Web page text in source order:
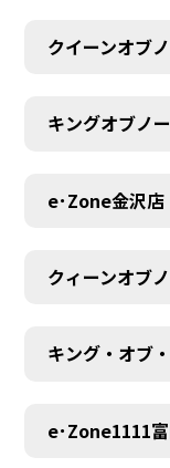
クイーンオブ
キングオブノ
e･Zone金沢店
クィーンオブ
キング・オブ
e･Zone1111